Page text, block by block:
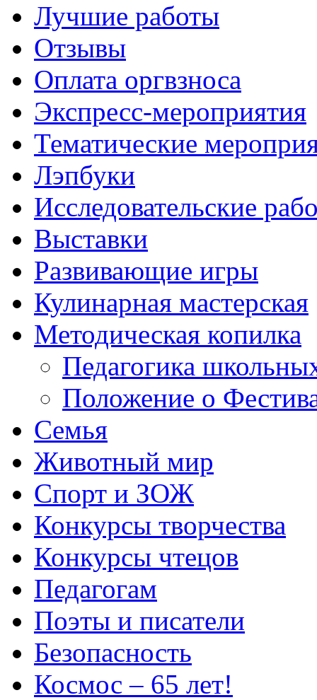
Лучшие работы
Отзывы
Оплата оргвзноса
Экспресс-мероприятия
Тематические
Лэпбуки
Исследовательские
Выставки
Развивающие игры
Кулинарная мастерская
Методическая копилка
Педагогика
Положение о
Семья
Животный мир
Спорт и ЗОЖ
Конкурсы творчества
Конкурсы чтецов
Педагогам
Поэты и писатели
Безопасность
Космос – 65 лет!